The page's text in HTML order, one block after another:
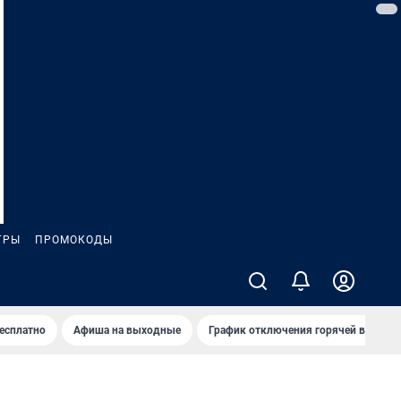
ПРОМОКОДЫ
Афиша на выходные График отключения горячей воды в